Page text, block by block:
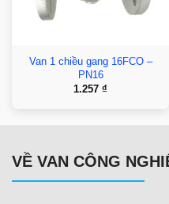
Van 1 chiều gang 16FCO –
PN16
1.257 ₫
VỀ VAN CÔNG